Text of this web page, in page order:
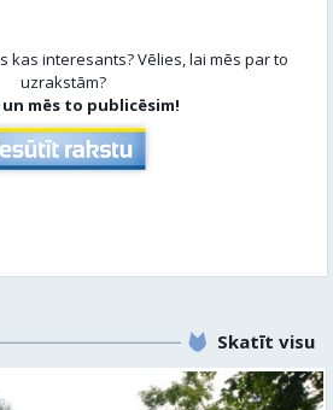
kas interesants? Vēlies, lai mēs par to
uzrakstām?
mēs to publicēsim!
Skatīt visu